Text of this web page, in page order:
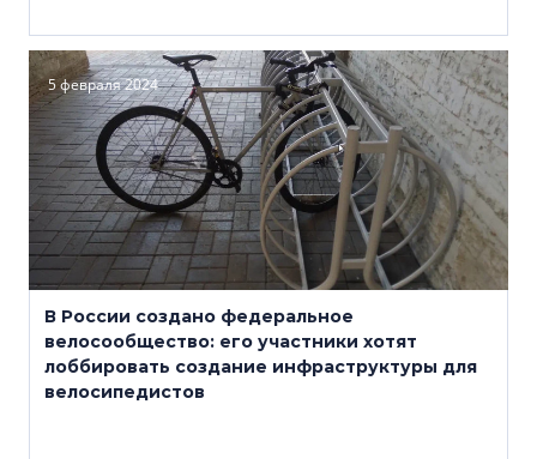
5 февраля 2024
В России создано федеральное
велосообщество: его участники хотят
лоббировать создание инфраструктуры для
велосипедистов